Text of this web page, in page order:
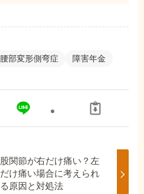
腰部変形側弯症 障害年金
股関節が右だけ痛い？左
だけ痛い場合に考えられ
る原因と対処法